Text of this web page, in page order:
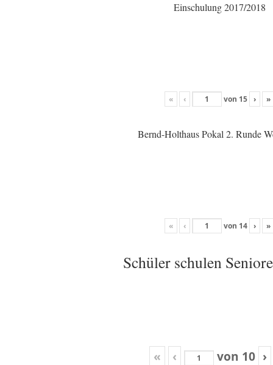
Einschulung 2017/2018
« ‹ von 15 › »
Bernd-Holthaus Pokal 2. Runde
« ‹ von 14 › »
Schüler schulen
« ‹ von 10 ›